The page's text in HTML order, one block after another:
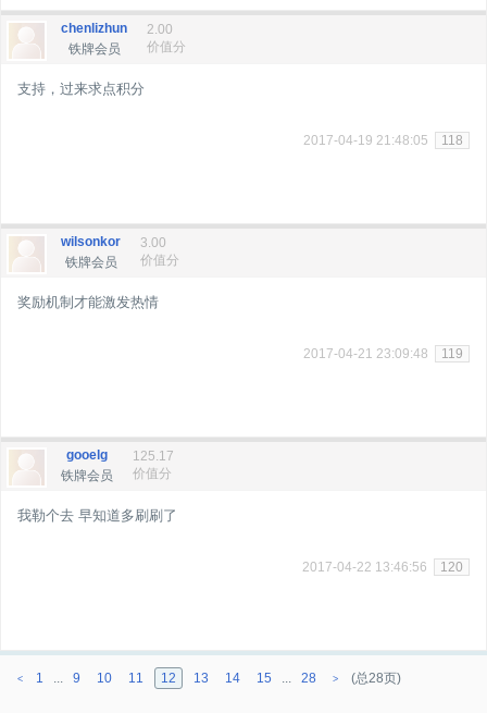
chenlizhun
铁牌会员
2.00
价值分
支持，过来求点积分
2017-04-19 21:48:05 118
wilsonkor
铁牌会员
3.00
价值分
奖励机制才能激发热情
2017-04-21 23:09:48 119
gooelg
铁牌会员
125.17
价值分
我勒个去 早知道多刷刷了
2017-04-22 13:46:56 120
< 1 ... 9 10 11 12 13 14 15 ... 28 > (总28页)